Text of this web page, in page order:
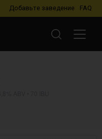
Добавьте заведение FAQ